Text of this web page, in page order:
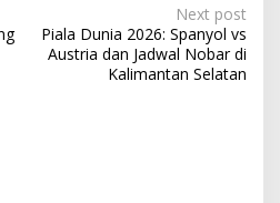
Next post
Piala Dunia 2026: Spanyol vs
Austria dan Jadwal Nobar di
Kalimantan Selatan